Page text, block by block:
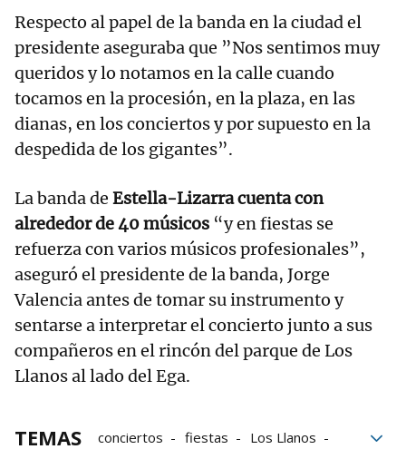
Respecto al papel de la banda en la ciudad el
presidente aseguraba que ”Nos sentimos muy
queridos y lo notamos en la calle cuando
tocamos en la procesión, en la plaza, en las
dianas, en los conciertos y por supuesto en la
despedida de los gigantes”.
La banda de Estella-Lizarra cuenta con
alrededor de 40 músicos “y en fiestas se
refuerza con varios músicos profesionales”,
aseguró el presidente de la banda, Jorge
Valencia antes de tomar su instrumento y
sentarse a interpretar el concierto junto a sus
compañeros en el rincón del parque de Los
Llanos al lado del Ega.
TEMAS conciertos fiestas
Los Llanos